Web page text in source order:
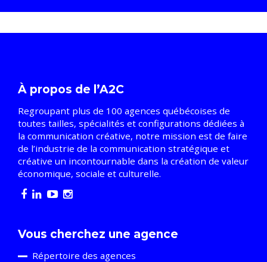
À propos de l’A2C
Regroupant plus de 100 agences québécoises de
toutes tailles, spécialités et configurations dédiées à
la communication créative, notre mission est de faire
de l’industrie de la communication stratégique et
créative un incontournable dans la création de valeur
économique, sociale et culturelle.
Vous cherchez une agence
Répertoire des agences